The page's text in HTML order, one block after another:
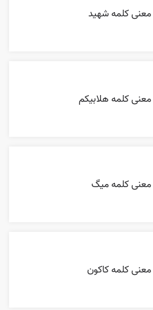
معنی کلمه شهید
معنی کلمه هلابیکم
معنی کلمه میگ
معنی کلمه کاکون